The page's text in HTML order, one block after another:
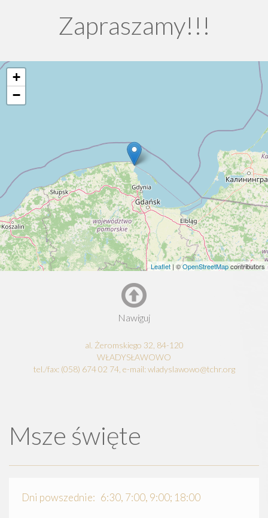
Zapraszamy!!!
+
−
Leaflet | ©OpenStreetMapcontributors
Nawiguj
al. Żeromskiego 32, 84-120
WŁADYSŁAWOWO
tel./fax: (058) 674 02 74, e-mail: wladyslawowo@tchr.org
Msze święte
Dni powszednie: 6:30, 7:00, 9:00; 18:00